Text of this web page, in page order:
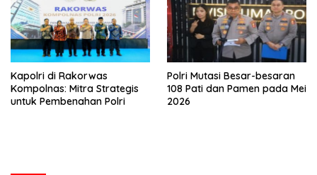
Kapolri di Rakorwas
Kompolnas: Mitra Strategis
untuk Pembenahan Polri
Polri Mutasi Besar-besaran
108 Pati dan Pamen pada Mei
2026